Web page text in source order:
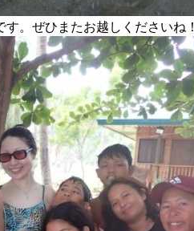
。ぜひまたお越しくださいね！